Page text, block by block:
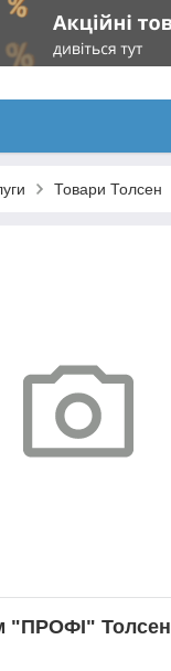
Товари Толсен
"ПРОФІ" Толсен